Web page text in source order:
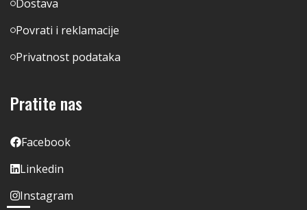
Dostava
Povrati i reklamacije
Privatnost podataka
Pratite nas
Facebook
Linkedin
Instagram